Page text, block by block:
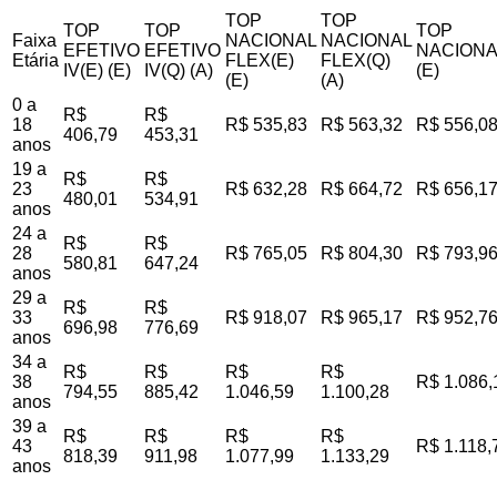
Faixa
Etária
TOP
EFETIVO
IV(E) (E)
TOP
EFETIVO
IV(Q) (A)
TOP
NACIONAL
FLEX(E)
(E)
TOP
NACIONAL
FLEX(Q)
(A)
TOP
(E)
0 a
18
anos
R$
406,79
R$
453,31
R$ 535,83 R$ 563,32 R$ 556,08
19 a
23
anos
R$
480,01
R$
534,91
R$ 632,28 R$ 664,72 R$ 656,17
24 a
28
anos
R$
580,81
R$
647,24
R$ 765,05 R$ 804,30 R$ 793,96
29 a
33
anos
R$
696,98
R$
776,69
R$ 918,07 R$ 965,17 R$ 952,76
34 a
38
anos
R$
794,55
R$
885,42
R$
1.046,59
R$
1.100,28
R$
39 a
43
anos
R$
818,39
R$
911,98
R$
1.077,99
R$
1.133,29
R$